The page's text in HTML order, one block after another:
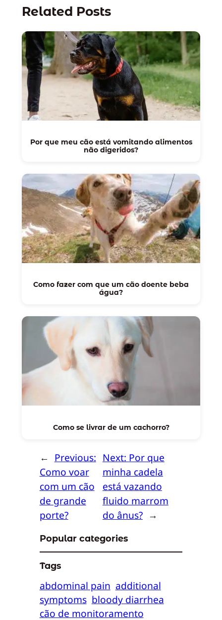
Related Posts
Por que meu cão está vomitando alimentos
não digeridos?
Como fazer com que um cão doente beba
água?
Como se livrar de um cachorro?
← Previous:
Como voar
com um cão
de grande
porte?
Next: Por que
minha cadela
está vazando
fluido marrom
do ânus? →
Popular categories
Tags
abdominal pain additional
symptoms bloody diarrhea
cão de monitoramento